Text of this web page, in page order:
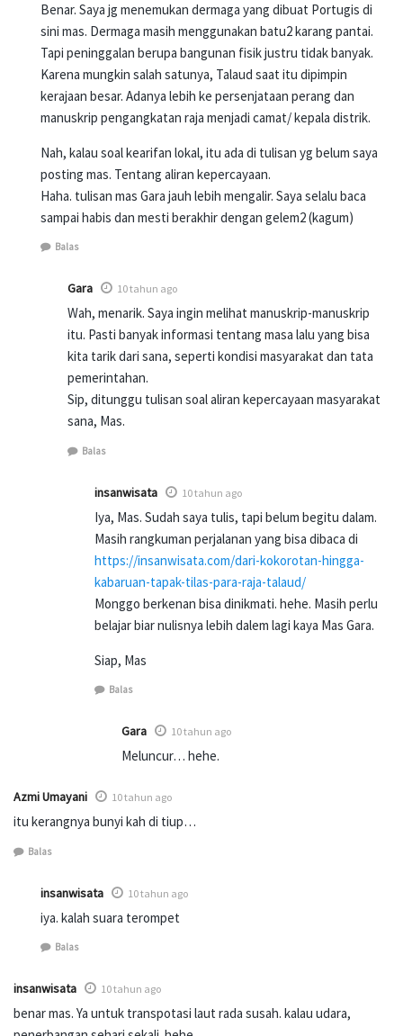
Benar. Saya jg menemukan dermaga yang dibuat Portugis di
sini mas. Dermaga masih menggunakan batu2 karang pantai.
Tapi peninggalan berupa bangunan fisik justru tidak banyak.
Karena mungkin salah satunya, Talaud saat itu dipimpin
kerajaan besar. Adanya lebih ke persenjataan perang dan
manuskrip pengangkatan raja menjadi camat/ kepala distrik.
Nah, kalau soal kearifan lokal, itu ada di tulisan yg belum saya
posting mas. Tentang aliran kepercayaan.
Haha. tulisan mas Gara jauh lebih mengalir. Saya selalu baca
sampai habis dan mesti berakhir dengan gelem2 (kagum)
Balas
Gara 10 tahun ago
Wah, menarik. Saya ingin melihat manuskrip-manuskrip
itu. Pasti banyak informasi tentang masa lalu yang bisa
kita tarik dari sana, seperti kondisi masyarakat dan tata
pemerintahan.
Sip, ditunggu tulisan soal aliran kepercayaan masyarakat
sana, Mas.
Balas
insanwisata 10 tahun ago
Iya, Mas. Sudah saya tulis, tapi belum begitu dalam.
Masih rangkuman perjalanan yang bisa dibaca di
https://insanwisata.com/dari-kokorotan-hingga-
kabaruan-tapak-tilas-para-raja-talaud/
Monggo berkenan bisa dinikmati. hehe. Masih perlu
belajar biar nulisnya lebih dalem lagi kaya Mas Gara.
Siap, Mas
Balas
Gara 10 tahun ago
Meluncur… hehe.
Azmi Umayani 10 tahun ago
itu kerangnya bunyi kah di tiup…
Balas
insanwisata 10 tahun ago
iya. kalah suara terompet
Balas
insanwisata 10 tahun ago
benar mas. Ya untuk transpotasi laut rada susah. kalau udara,